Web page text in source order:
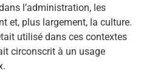
l’administration, les
et, plus largement, la culture.
utilisé dans ces contextes
circonscrit à un usage